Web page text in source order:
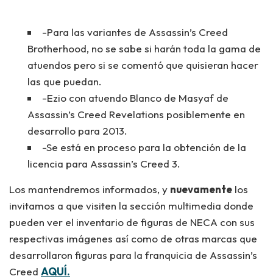
-Para las variantes de Assassin’s Creed
Brotherhood, no se sabe si harán toda la gama de
atuendos pero si se comentó que quisieran hacer
las que puedan.
-Ezio con atuendo Blanco de Masyaf de
Assassin’s Creed Revelations posiblemente en
desarrollo para 2013.
-Se está en proceso para la obtención de la
licencia para Assassin’s Creed 3.
Los mantendremos informados, y nuevamente los
invitamos a que visiten la sección multimedia donde
pueden ver el inventario de figuras de NECA con sus
respectivas imágenes así como de otras marcas que
desarrollaron figuras para la franquicia de Assassin’s
Creed AQUÍ.